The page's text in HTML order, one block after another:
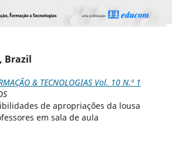
Brazil
& TECNOLOGIAS Vol. 10 N.º 1
de apropriações da lousa
em sala de aula